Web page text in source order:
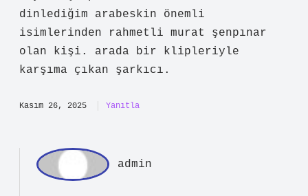
dinlediğim arabeskin önemli
isimlerinden rahmetli murat şenpınar
olan kişi. arada bir klipleriyle
karşıma çıkan şarkıcı.
Kasım 26, 2025 Yanıtla